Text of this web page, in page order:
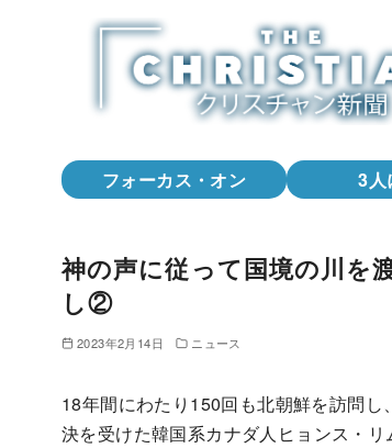
フォーカス・オン 3人
神の声に従って国境の川
し②
2023年2月14日 ニュース
18年間にわたり150回も北朝鮮を訪問
決を受けた韓国系カナダ人ヒョンス・